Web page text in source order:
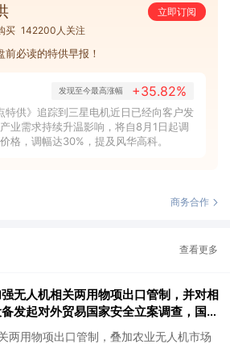
立即订阅
买 142200人关注
必读的特供早报！
发现至今最高涨幅 +35.82%
供》追踪到三星电机近日已经向客户发
业需求持续升温影响，将自8月1日起调
格，调幅达30%，提及风华高科。
商务合作
查看更多
强无人机相关两用物项出口管制，并对相
发起对外贸易国家安全立案调查，国产
九成市场份额
用物项出口管制，叠加农业无人机市场